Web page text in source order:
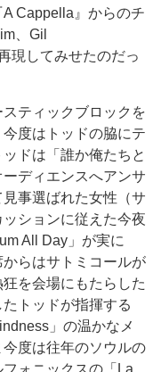
Cappella』からのチ
、Gil
現してみせたのだっ
ティックブロックを
度はトッドの脇にテ
ドは「誰か俺たちと
ディエンスへアンサ
事選ばれた女性（サ
ションに従えた今夜
All Day」が実に
らはサトミコールが
を会場にもたらした
トッドが指揮する
」の温かなメ
度は往年のソウルの
ォニックスの「La